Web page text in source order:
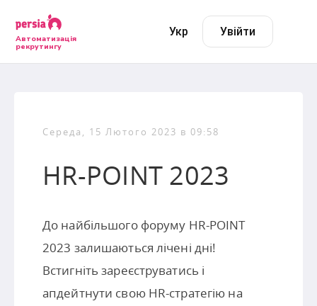
Автоматизація
рекрутингу
Укр Увійти
Середа, 15 Лютого 2023 в 09:58
HR-POINT 2023
До найбільшого форуму HR-POINT
2023 залишаються лічені дні!
Встигніть зареєструватись і
апдейтнути свою HR-стратегію на